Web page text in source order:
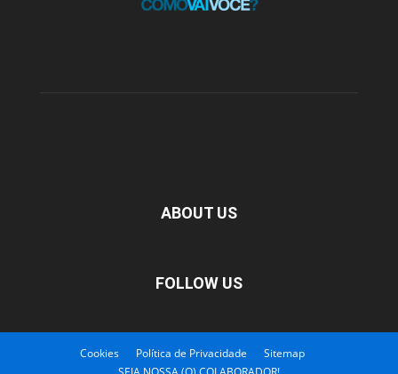
ABOUT US
FOLLOW US
Cookies Política de Privacidade
Sitemap